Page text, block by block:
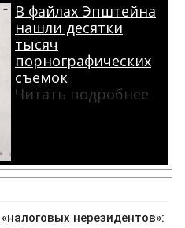
В файлах Эпштейна
нашли десятки
тысяч
порнографических
съемок
Читать подробнее